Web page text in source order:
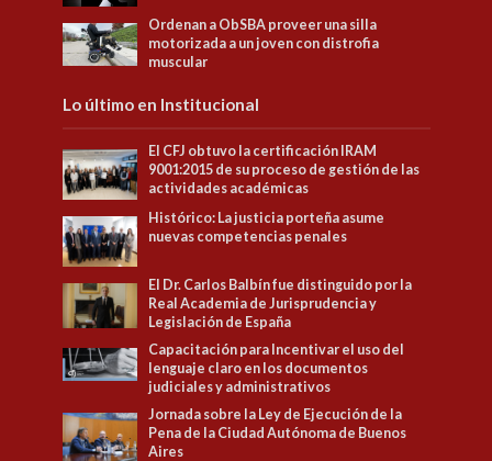
Ordenan a ObSBA proveer una silla
motorizada a un joven con distrofia
muscular
Lo último en Institucional
El CFJ obtuvo la certificación IRAM
9001:2015 de su proceso de gestión de las
actividades académicas
Histórico: La justicia porteña asume
nuevas competencias penales
El Dr. Carlos Balbín fue distinguido por la
Real Academia de Jurisprudencia y
Legislación de España
Capacitación para Incentivar el uso del
lenguaje claro en los documentos
judiciales y administrativos
Jornada sobre la Ley de Ejecución de la
Pena de la Ciudad Autónoma de Buenos
Aires